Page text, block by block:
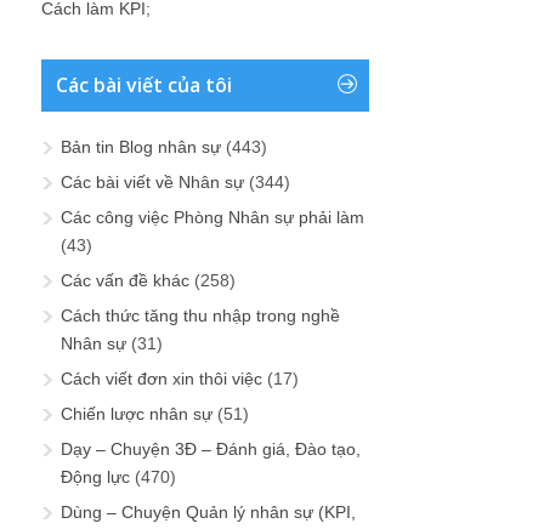
Cách làm KPI;
Các bài viết của tôi
Bản tin Blog nhân sự (443)
Các bài viết về Nhân sự (344)
Các công việc Phòng Nhân sự phải làm
(43)
Các vấn đề khác (258)
Cách thức tăng thu nhập trong nghề
Nhân sự (31)
Cách viết đơn xin thôi việc (17)
Chiến lược nhân sự (51)
Dạy – Chuyện 3Đ – Đánh giá, Đào tạo,
Động lực (470)
Dùng – Chuyện Quản lý nhân sự (KPI,